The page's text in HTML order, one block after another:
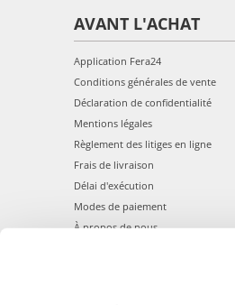
AVANT L'ACHAT
Application Fera24
Conditions générales de vente
Déclaration de confidentialité
Mentions légales
Règlement des litiges en ligne
Frais de livraison
Délai d'exécution
Modes de paiement
À propos de nous